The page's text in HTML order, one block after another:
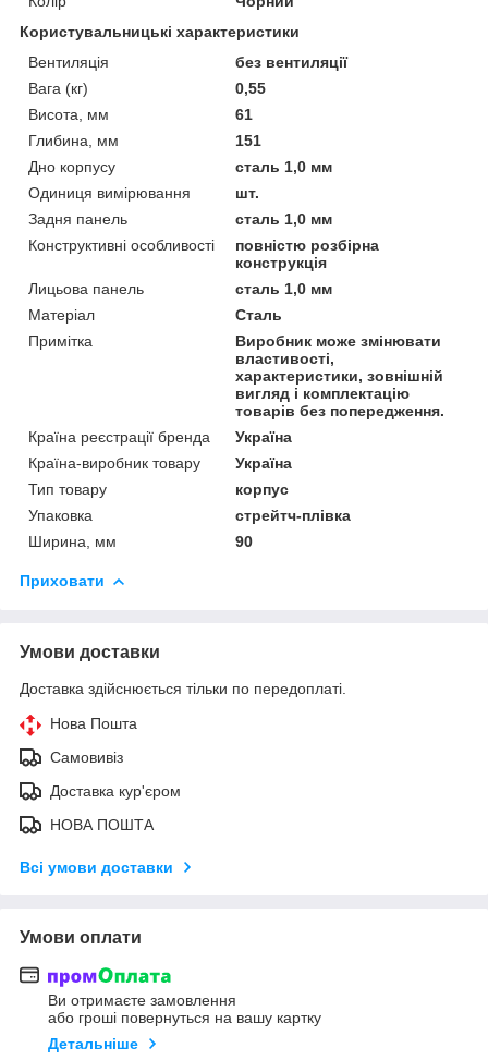
Користувальницькі характеристики
Вентиляція
без вентиляції
Вага (кг)
0,55
Висота, мм
61
Глибина, мм
151
Дно корпусу
сталь 1,0 мм
Одиниця вимірювання
шт.
Задня панель
сталь 1,0 мм
Конструктивні особливості
повністю розбірна
конструкція
Лицьова панель
сталь 1,0 мм
Матеріал
Сталь
Примітка
Виробник може змінювати
властивості,
характеристики, зовнішній
вигляд і комплектацію
товарів без попередження.
Країна реєстрації бренда
Україна
Країна-виробник товару
Україна
Тип товару
корпус
Упаковка
стрейтч-плівка
Ширина, мм
90
Приховати
Умови доставки
Доставка здійснюється тільки по передоплаті.
Нова Пошта
Самовивіз
Доставка кур'єром
НОВА ПОШТА
Всі умови доставки
Умови оплати
Ви отримаєте замовлення
або гроші повернуться на вашу картку
Детальніше